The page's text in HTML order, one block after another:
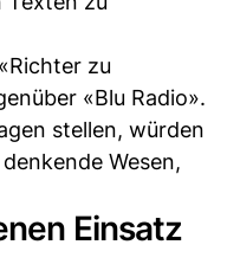
zu
«Blu Radio».
stellen, würden
Wesen,
Einsatz